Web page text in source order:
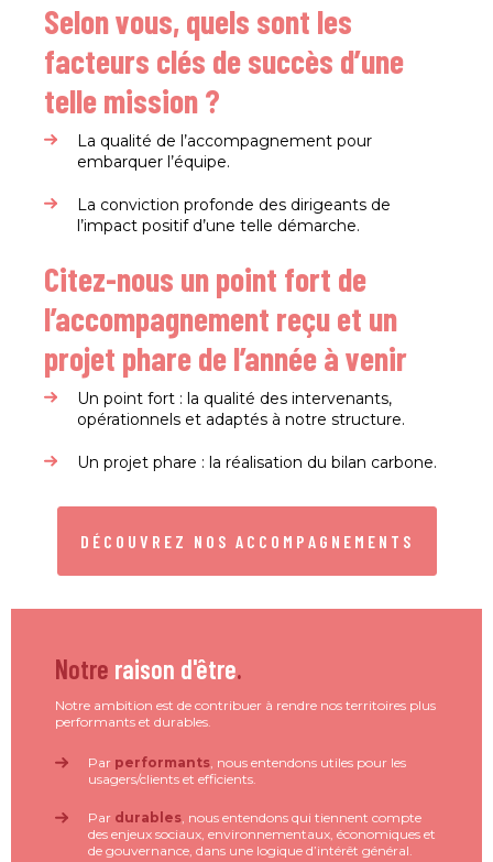
Selon vous, quels sont les
facteurs clés de succès d’une
telle mission ?
La qualité de l’accompagnement pour
embarquer l’équipe.
La conviction profonde des dirigeants de
l’impact positif d’une telle démarche.
Citez-nous un point fort de
l’accompagnement reçu et un
projet phare de l’année à venir
Un point fort : la qualité des intervenants,
opérationnels et adaptés à notre structure.
Un projet phare : la réalisation du bilan carbone.
DÉCOUVREZ NOS ACCOMPAGNEMENTS
Notre raison d'être.
Notre ambition est de contribuer à rendre nos territoires plus
performants et durables.
Par performants, nous entendons utiles pour les
usagers/clients et efficients.
Par durables, nous entendons qui tiennent compte
des enjeux sociaux, environnementaux, économiques et
de gouvernance, dans une logique d’intérêt général.